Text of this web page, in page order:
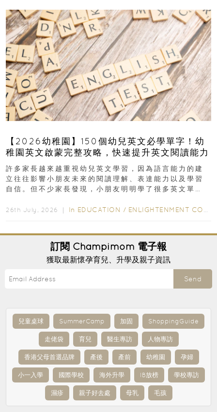
【2026幼稚園】150個幼兒英文必學單字！幼
稚園英文啟蒙完整攻略，快速提升英文閱讀能力
許多家長越來越重視幼兒英文學習，因為語言能力的建
立往往影響小朋友未來的閱讀理解、表達能力以及學習
自信。但不少家長發現，小朋友明明學了很多英文單
26th July, 2026 ｜ In EDUCATION / ENLIGHTENMENT CORNER
訂閱 Champimom 電子報
獲取最新懷孕育兒、升學及親子資訊
Send
兒童桌球 SummerCamp 加固 ShoppingGuide
走佬袋 育兒 醫生專訪 人物專訪
香港父母首選品牌 產後 產前 幼稚園 孕婦
小一入學 國際學校 海外升學 IB放榜 學校專訪
濕疹 親子好去處 母乳 毛孩